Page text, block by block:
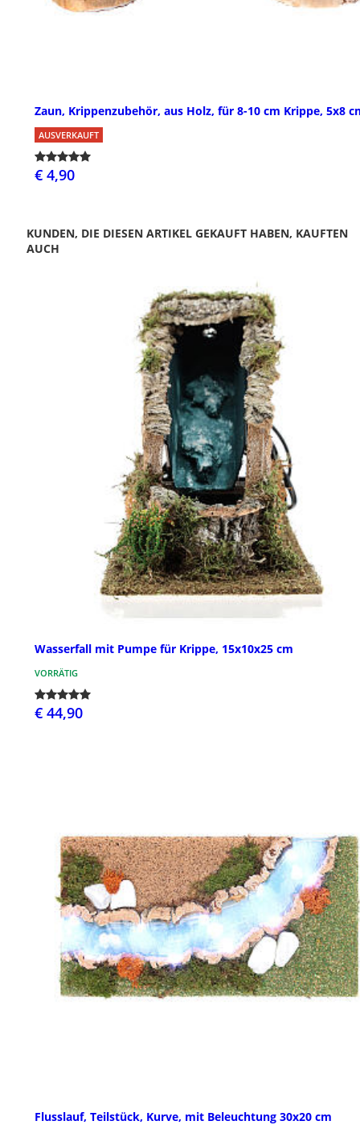
Zaun, Krippenzubehör, aus Holz, für 8-10 cm Krippe, 5x8
AUSVERKAUFT
€ 4,90
KUNDEN, DIE DIESEN ARTIKEL GEKAUFT HABEN, KAUFTEN
AUCH
Wasserfall mit Pumpe für Krippe, 15x10x25 cm
VORRÄTIG
€ 44,90
Flusslauf, Teilstück, Kurve, mit Beleuchtung 30x20 cm